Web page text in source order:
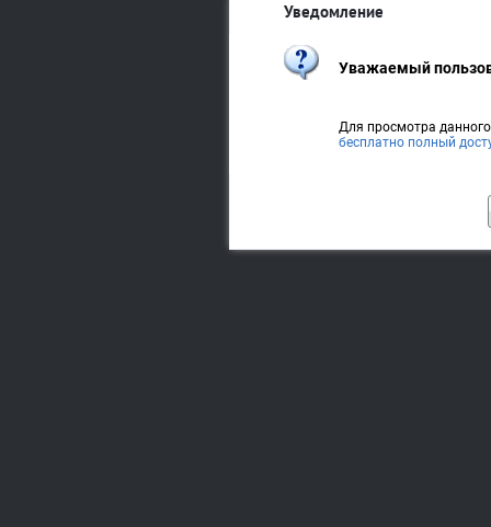
Уведомление
Уважаемый
Для просмотра
бесплатно полный